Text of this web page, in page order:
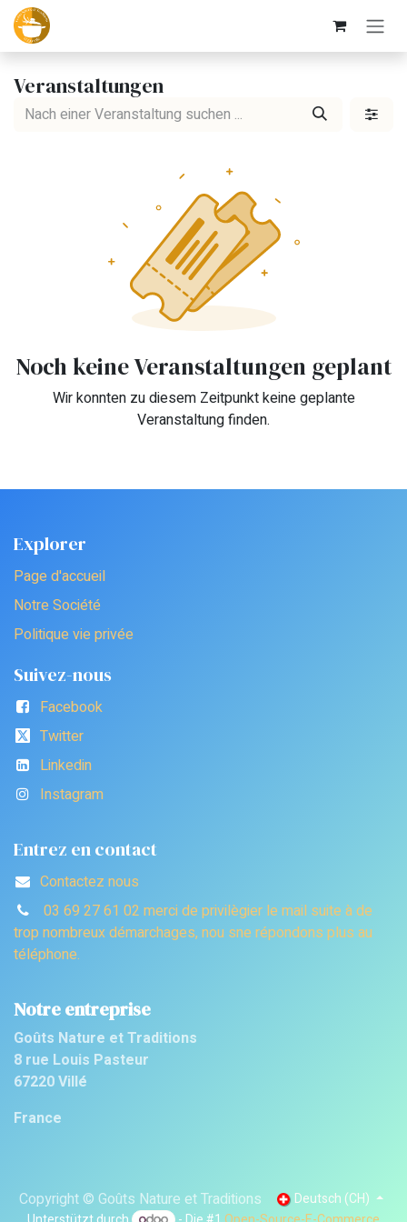
Zum Inhalt springen
Veranstaltungen
Noch keine Veranstaltungen geplant
Wir konnten zu diesem Zeitpunkt keine geplante
Veranstaltung finden.
Explorer
Page d'accueil
Notre Société
Politique vie privée
Suivez-nous
Facebook
Twitter
Linkedin
Instagram
Entrez en contact
Contactez nous
03 69 27 61 02 merci de privilègier le mail suite à de
trop nombreux démarchages, nou sne répondons plus au
téléphone.
Notre entreprise
Goûts Nature et Traditions
8 rue Louis Pasteur
67220 Villé
France
Copyright © Goûts Nature et Traditions
Deutsch (CH)